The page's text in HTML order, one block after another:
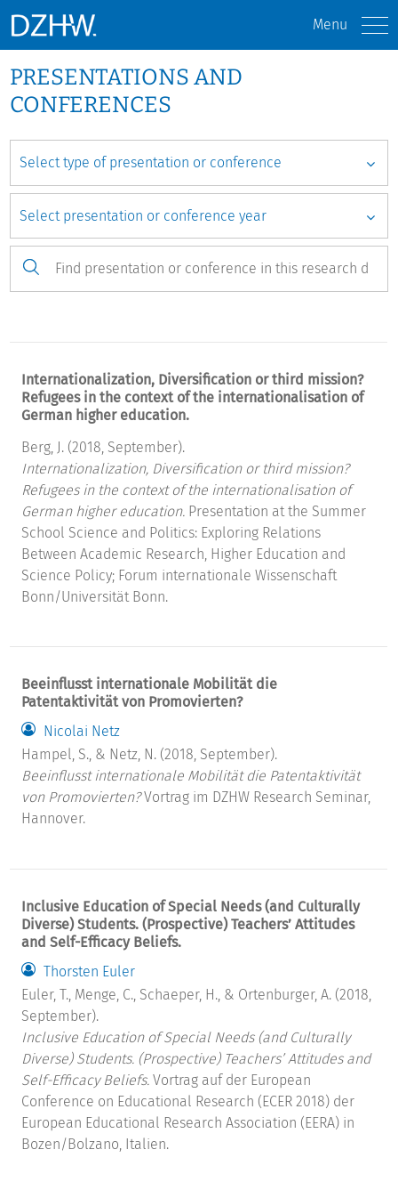
Menu
PRESENTATIONS AND
CONFERENCES
Internationalization, Diversification or third mission?
Refugees in the context of the internationalisation of
German higher education.
Berg, J. (2018, September).
Internationalization, Diversification or third mission?
Refugees in the context of the internationalisation of
German higher education. Presentation at the Summer
School Science and Politics: Exploring Relations
Between Academic Research, Higher Education and
Science Policy; Forum internationale Wissenschaft
Bonn/Universität Bonn.
Beeinflusst internationale Mobilität die
Patentaktivität von Promovierten?
Nicolai Netz
Hampel, S., & Netz, N. (2018, September).
Beeinflusst internationale Mobilität die Patentaktivität
von Promovierten?Vortrag im DZHW Research Seminar,
Hannover.
Inclusive Education of Special Needs (and Culturally
Diverse) Students. (Prospective) Teachers’ Attitudes
and Self-Efficacy Beliefs.
Thorsten Euler
Euler, T., Menge, C., Schaeper, H., & Ortenburger, A. (2018,
September).
Inclusive Education of Special Needs (and Culturally
Diverse) Students. (Prospective) Teachers’ Attitudes and
Self-Efficacy Beliefs. Vortrag auf der European
Conference on Educational Research (ECER 2018) der
European Educational Research Association (EERA) in
Bozen/Bolzano, Italien.